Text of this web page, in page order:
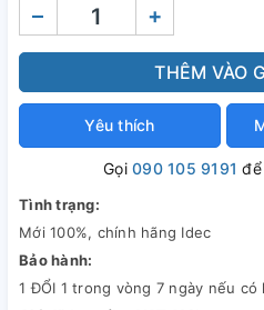
– +
THÊM VÀO
Yêu thích
Gọi090 105 9191 để
Tình trạng:
Mới 100%, chính hãng Idec
Bảo hành:
1 ĐỔI 1 trong vòng 7 ngày nếu có